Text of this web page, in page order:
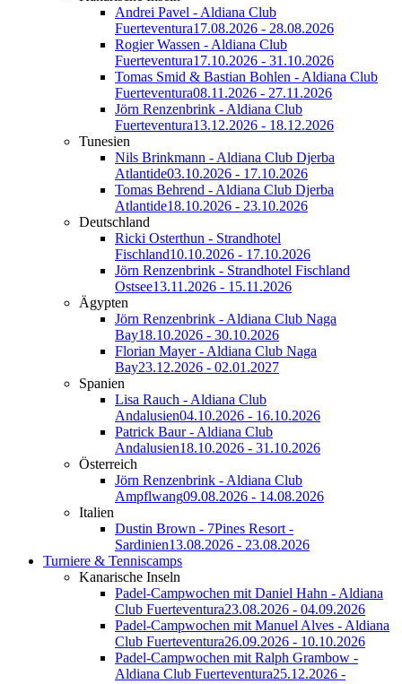
Andrei Pavel - Aldiana Club
Fuerteventura17.08.2026 - 28.08.2026
Rogier Wassen - Aldiana Club
Fuerteventura17.10.2026 - 31.10.2026
Tomas Smid & Bastian Bohlen - Aldiana Club
Fuerteventura08.11.2026 - 27.11.2026
Jörn Renzenbrink - Aldiana Club
Fuerteventura13.12.2026 - 18.12.2026
Tunesien
Nils Brinkmann - Aldiana Club Djerba
Atlantide03.10.2026 - 17.10.2026
Tomas Behrend - Aldiana Club Djerba
Atlantide18.10.2026 - 23.10.2026
Deutschland
Ricki Osterthun - Strandhotel
Fischland10.10.2026 - 17.10.2026
Jörn Renzenbrink - Strandhotel Fischland
Ostsee13.11.2026 - 15.11.2026
Ägypten
Jörn Renzenbrink - Aldiana Club Naga
Bay18.10.2026 - 30.10.2026
Florian Mayer - Aldiana Club Naga
Bay23.12.2026 - 02.01.2027
Spanien
Lisa Rauch - Aldiana Club
Andalusien04.10.2026 - 16.10.2026
Patrick Baur - Aldiana Club
Andalusien18.10.2026 - 31.10.2026
Österreich
Jörn Renzenbrink - Aldiana Club
Ampflwang09.08.2026 - 14.08.2026
Italien
Dustin Brown - 7Pines Resort -
Sardinien13.08.2026 - 23.08.2026
Turniere & Tenniscamps
Kanarische Inseln
Padel-Campwochen mit Daniel Hahn - Aldiana
Club Fuerteventura23.08.2026 - 04.09.2026
Padel-Campwochen mit Manuel Alves - Aldiana
Club Fuerteventura26.09.2026 - 10.10.2026
Padel-Campwochen mit Ralph Grambow -
Aldiana Club Fuerteventura25.12.2026 -